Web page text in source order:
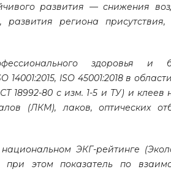
развития — снижения
региона присутствия,
здоровья и
ISO 45001:2018 в
80 с изм. 1-5 и ТУ) и клеев
(ЛКМ), лаков, оптических
ЭКГ-рейтинге
при этом показатель по